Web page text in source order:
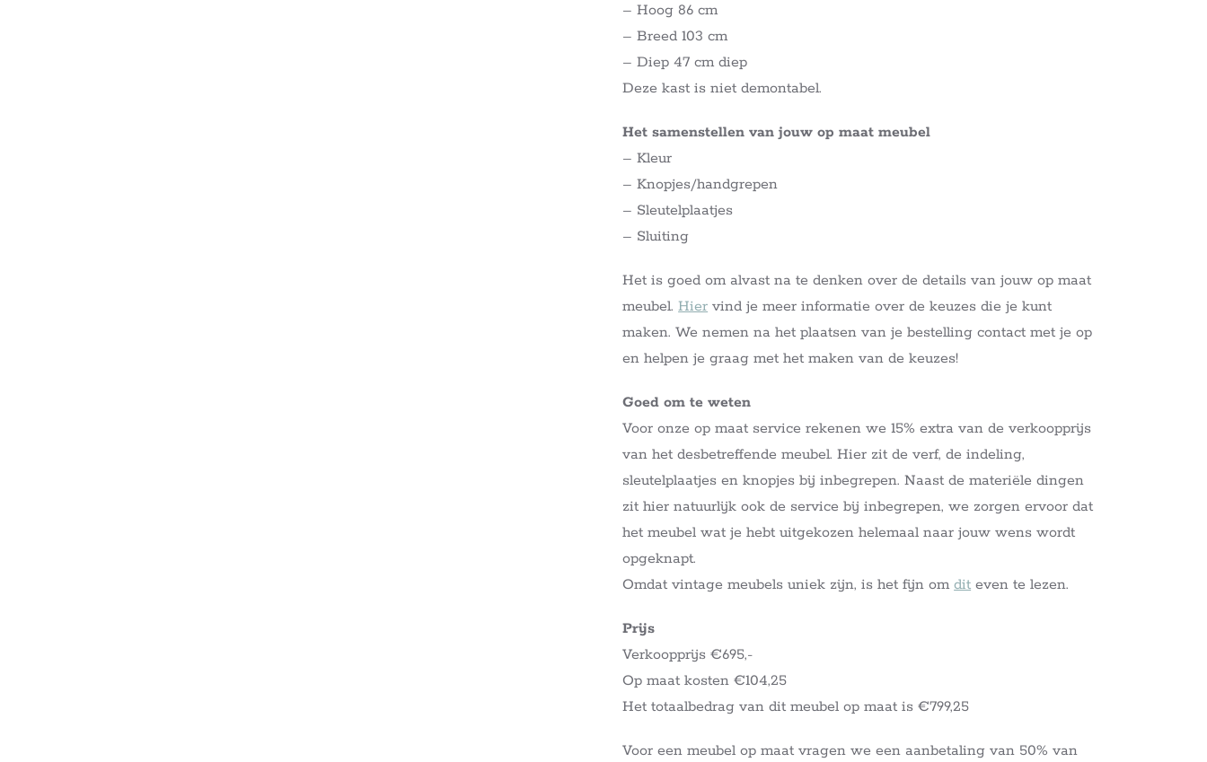
– Hoog 86 cm
– Breed 103 cm
– Diep 47 cm diep
Deze kast is niet demontabel.
Het samenstellen van jouw op maat meubel
– Kleur
– Knopjes/handgrepen
– Sleutelplaatjes
– Sluiting
Het is goed om alvast na te denken over de details van jouw op maat
meubel.Hier vind je meer informatie over de keuzes die je kunt
maken. We nemen na het plaatsen van je bestelling contact met je op
en helpen je graag met het maken van de keuzes!
Goed om te weten
Voor onze op maat service rekenen we 15% extra van de verkoopprijs
van het desbetreffende meubel. Hier zit de verf, de indeling,
sleutelplaatjes en knopjes bij inbegrepen. Naast de materiële dingen
zit hier natuurlijk ook de service bij inbegrepen, we zorgen ervoor dat
het meubel wat je hebt uitgekozen helemaal naar jouw wens wordt
opgeknapt.
Omdat vintage meubels uniek zijn, is het fijn omdit even te lezen.
Prijs
Verkoopprijs €695,-
Op maat kosten €104,25
Het totaalbedrag van dit meubel op maat is €799,25
Voor een meubel op maat vragen we een aanbetaling van 50% van